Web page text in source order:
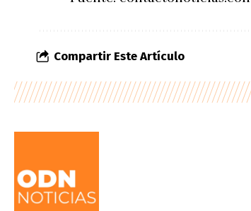
Compartir Este Artículo